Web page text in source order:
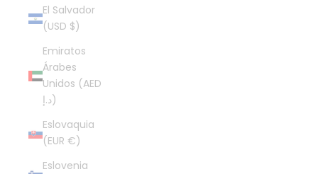
El Salvador
(USD $)
Emiratos
Árabes
Unidos (AED
د.إ)
Eslovaquia
(EUR €)
Eslovenia